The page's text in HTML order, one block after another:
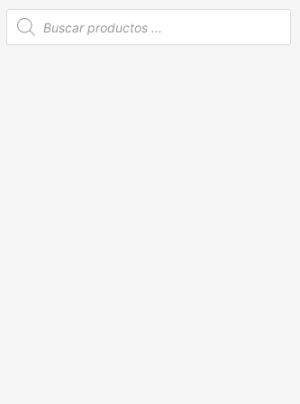
Búsqueda
de
productos